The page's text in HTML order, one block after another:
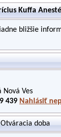
Kuffa
bližšie
Nová Ves
439 Nahlásiť
doba